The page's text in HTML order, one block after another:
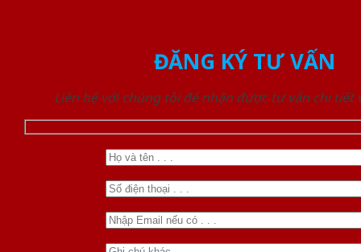
ĐĂNG KÝ TƯ VẤN
Liên hệ với chúng tôi để nhận được tư vấn chi tiết